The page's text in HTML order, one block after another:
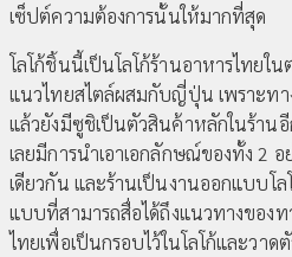
เซ็ปต์ความต้องการนั้นให้มากที่สุด
โลโก้ชิ้นนี้เป็นโลโก้ร้านอาหารไทยใ
แนวไทยสไตล์ผสมกับญี่ปุ่น เพราะท
แล้วยังมีซูชิเป็นตัวสินค้าหลักในร้าน
เลยมีการนำเอาเอกลักษณ์ของทั้ง 2 อ
เดียวกัน และร้านเป็นงานออกแบบโล
แบบที่สามารถสื่อได้ถึงแนวทางของท
ไทยเพื่อเป็นกรอบไว้ในโลโก้และวา